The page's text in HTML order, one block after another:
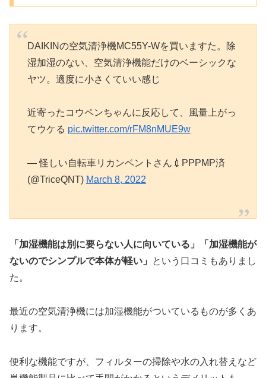
DAIKINの空気清浄機MC55Y-Wを買いますた。除
湿加湿のない、空気清浄機能だけのベーシックな
ヤツ。適度に小さくていい感じ
近寄ったコウペンちゃんに反応して、風量上がっ
てウケる pic.twitter.com/rFM8nMUE9w
— 怪しい自転車リカンベントさん💉PPPMP済
(@TriceQNT) March 8, 2022
「加湿機能は別に要らない人に向いている」「加湿機能が
ないのでシンプルで本体が軽い」
という口コミもありまし
た。
最近の空気清浄機には加湿機能がついているものが多くあ
ります。
便利な機能ですが、フィルターの掃除や水の入れ替えなど